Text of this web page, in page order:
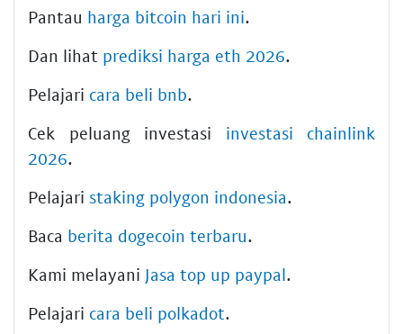
Pantau harga bitcoin hari ini.
Dan lihat prediksi harga eth 2026.
Pelajari cara beli bnb.
Cek peluang investasi investasi chainlink
2026.
Pelajari staking polygon indonesia.
Baca berita dogecoin terbaru.
Kami melayani Jasa top up paypal.
Pelajari cara beli polkadot.